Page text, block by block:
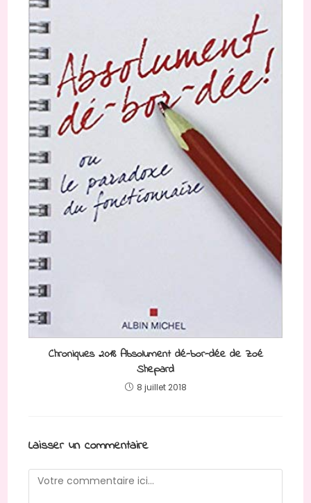
Chroniques 2018 Absolument dé-bor-dée de Zoé
Shepard
8 juillet 2018
Laisser un commentaire
Comment